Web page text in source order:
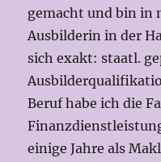
gemacht und bin in
Ausbilderin in der
sich exakt: staatl.
Beruf habe ich die
einige Jahre als